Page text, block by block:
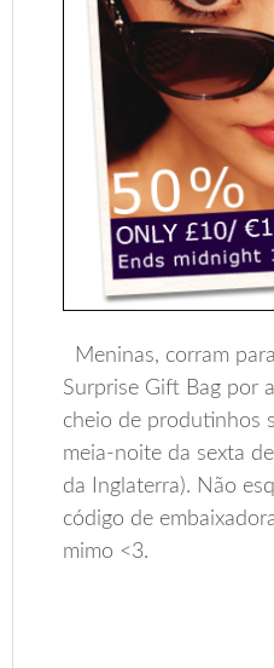
Meninas, corram
Surprise Gift Bag por
cheio de produtinhos
meia-noite da sexta
da Inglaterra). Não
código de
mimo <3.